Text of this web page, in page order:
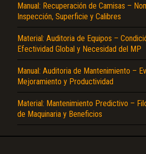
Manual: Recuperación de Camisas –
Inspección, Superficie y Calibres
Material: Auditoria de Equipos –
Efectividad Global y Necesidad del MP
Manual: Auditoria de Mantenimiento –
Mejoramiento y Productividad
Material: Mantenimiento Predictivo –
de Maquinaria y Beneficios